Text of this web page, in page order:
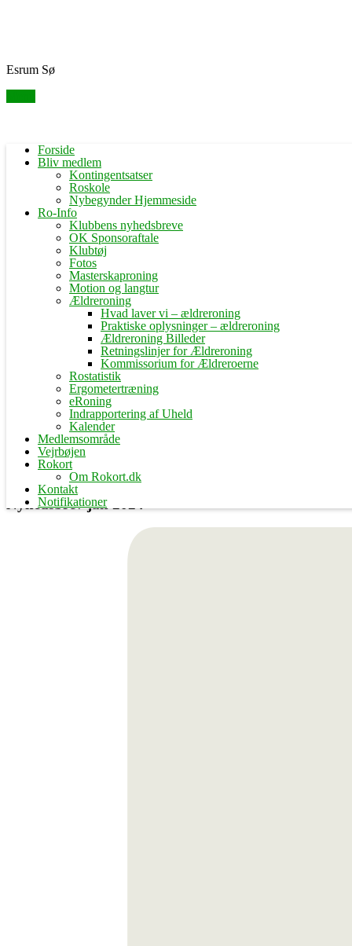
Esrum Sø
Forside
Bliv medlem
Kontingentsatser
Roskole
Nybegynder Hjemmeside
Ro-Info
Klubbens nyhedsbreve
OK Sponsoraftale
Klubtøj
Fotos
Masterskaproning
Motion og langtur
Ældreroning
Hvad laver vi – ældreroning
Praktiske oplysninger – ældreroning
Ældreroning Billeder
Retningslinjer for Ældreroning
Kommissorium for Ældreroerne
Rostatistik
Ergometertræning
eRoning
Indrapportering af Uheld
Kalender
Medlemsområde
Vejrbøjen
Rokort
Om Rokort.dk
Kontakt
Notifikationer
Nyhedsbrev jan 2024